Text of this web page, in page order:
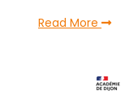
Read More